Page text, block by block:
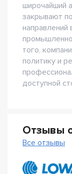
широчайший
закрывают
направлений
того,
политику и
доступной
Отзывы
Все отзывы